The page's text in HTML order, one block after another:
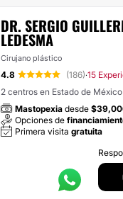
DR. SERGIO
LEDESMA
Cirujano plástico
4.8 (186)·15
2 centros en Estado de México
Mastopexia desde
Opciones de
Primera visita gratuita